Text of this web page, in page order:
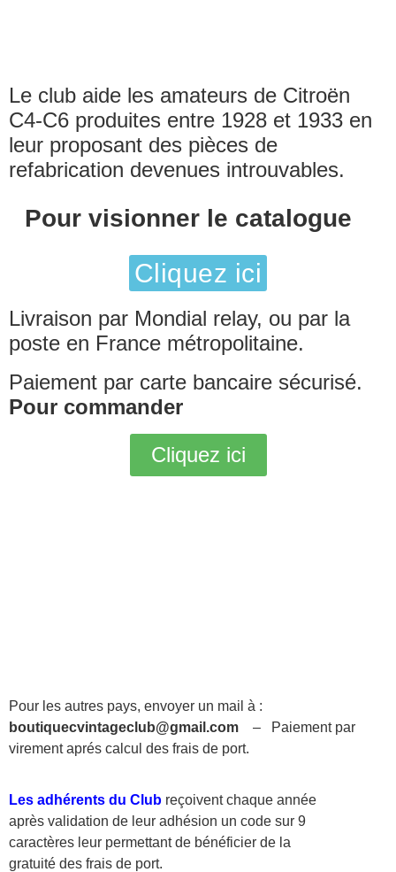
Le club aide les amateurs de Citroën
C4-C6 produites entre 1928 et 1933 en
leur proposant des pièces de
refabrication devenues introuvables.
Pour visionner le catalogue
Cliquez ici
Livraison par Mondial relay, ou par la
poste en France métropolitaine.
Paiement par carte bancaire sécurisé.
Pour commander
Cliquez ici
Pour les autres pays, envoyer un mail à :
boutiquecvintageclub@gmail.com – Paiement par
virement aprés calcul des frais de port.
Les adhérents du Club reçoivent chaque année
après validation de leur adhésion un code sur 9
caractères leur permettant de bénéficier de la
gratuité des frais de port.